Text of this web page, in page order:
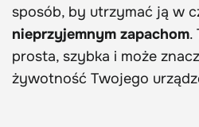
sposób, by utrzymać ją w
nieprzyjemnym zapachom.
prosta, szybka i może
żywotność Twojego